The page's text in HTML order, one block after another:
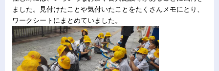
ました。見付けたことや気付いたことをたくさんメモにとり、
ワークシートにまとめていました。